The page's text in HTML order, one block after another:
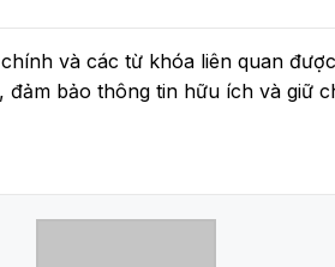
và các từ khóa liên quan
bảo thông tin hữu ích và giữ